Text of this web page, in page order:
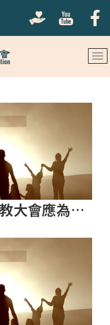
教宗方濟各：主教大會應為天主子民留出空間